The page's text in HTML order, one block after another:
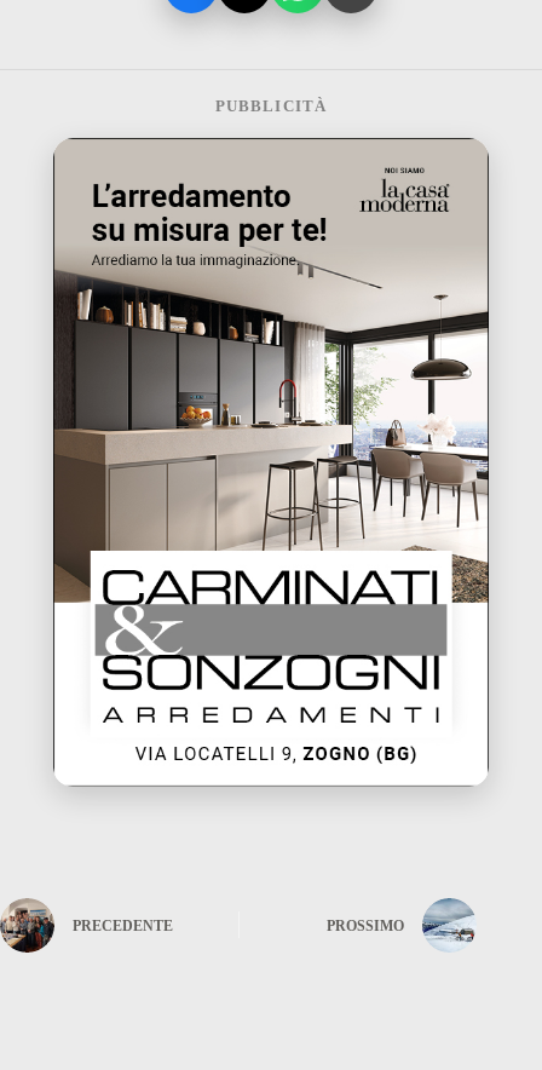
PUBBLICITÀ
PRECEDENTE PROSSIMO